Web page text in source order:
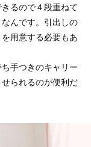
るので４段重ねて
んです。引出しの
用意する必要もあ
手つきのキャリー
られるのが便利だ